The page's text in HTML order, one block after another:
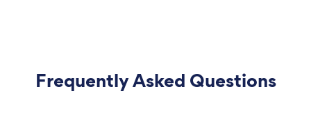
Frequently Asked Questions